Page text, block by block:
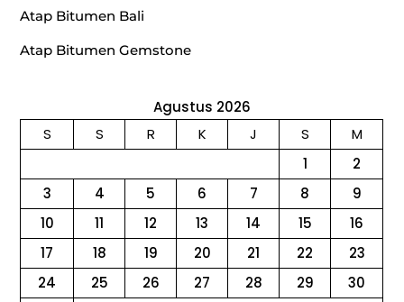
Atap Bitumen Bali
Atap Bitumen Gemstone
Agustus 2026
S
S R K J S
M
1
2
3
4 5 6 7 8
9
10
11 12 13 14 15
16
17
18 19 20 21 22
23
24
25 26 27 28 29
30